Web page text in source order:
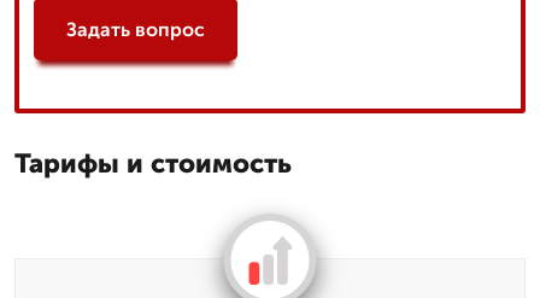
Задать вопрос
Тарифы и стоимость